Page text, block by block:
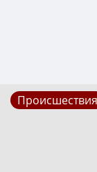
Происшествия